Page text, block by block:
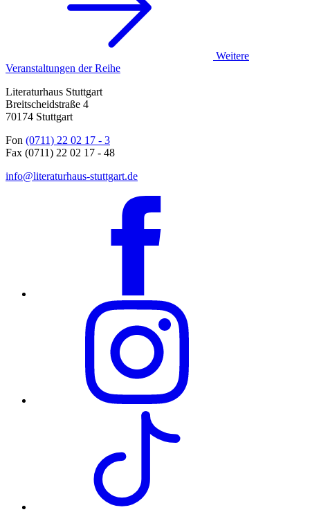
Weitere
Veranstaltungen der Reihe
Literaturhaus Stuttgart
Breitscheidstraße 4
70174 Stuttgart
Fon (0711) 22 02 17 - 3
Fax (0711) 22 02 17 - 48
info@literaturhaus-stuttgart.de